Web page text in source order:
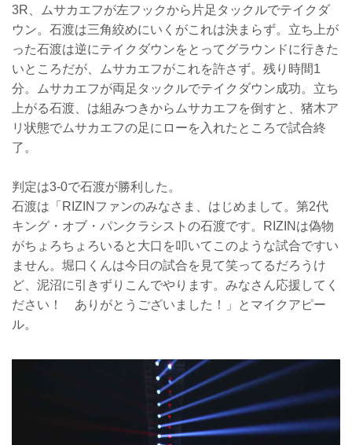
3R、ムサカエフが左フックから片足タックルでテイクダ
ウン。石渡は三角絞めにいくがこれは決まらず。立ち上が
った石渡は逆にテイクダウンをとってグラウンドに行きた
いところだが、ムサカエフがこれを許さず。残り時間1
分。ムサカエフが両足タックルでテイクダウン成功。立ち
上がる石渡、は組みつきからムサカエフを倒すと、猪木ア
リ状態でムサカエフの足にローを入れたところで試合終
了。
判定は3-0で石渡が勝利した。
石渡は「RIZINファンのみなさま、はじめまして。第2代
キング・オブ・パンクラシストの石渡です。RIZINは偽物
がちょろちょろいると大口を叩いてこのような試合ですい
ません。堀口くんは今日の試合を見て笑ってるだろうけ
ど、泥沼に引きずりこんでやります。みなさん応援してく
ださい！ ありがとうございました！」とマイクアピー
ル。